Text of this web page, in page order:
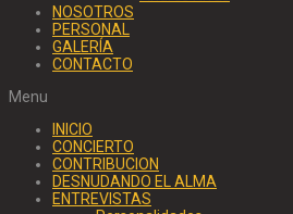
NOSOTROS
PERSONAL
GALERÍA
CONTACTO
Menu
INICIO
CONCIERTO
CONTRIBUCION
DESNUDANDO EL ALMA
ENTREVISTAS